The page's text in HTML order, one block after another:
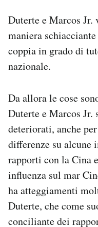
Duterte e Marcos
maniera
coppia in grado di
nazionale.
Da allora le cose
Duterte e Marcos Jr.
deteriorati, anche
differenze su alcune
rapporti con la Cina
influenza sul mar
ha atteggiamenti
Duterte, che come
conciliante dei